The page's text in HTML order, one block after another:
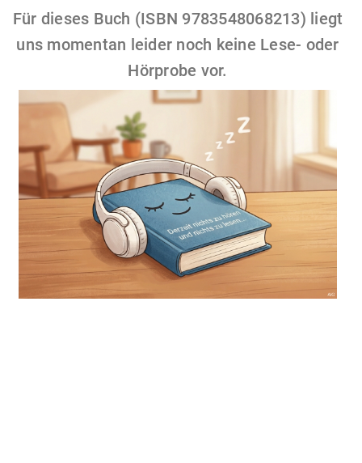
Für dieses Buch (ISBN 9783548068213) liegt
uns momentan leider noch keine Lese- oder
Hörprobe vor.